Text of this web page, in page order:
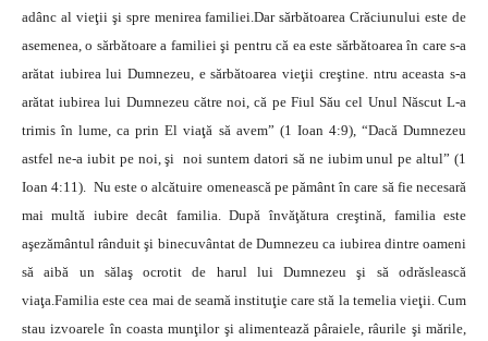
adânc al vieţii şi spre menirea familiei.Dar sărbătoarea Crăciunului este de
asemenea, o sărbătoare a familiei şi pentru că ea este sărbătoarea în care s-a
arătat iubirea lui Dumnezeu, e sărbătoarea vieţii creştine. ntru aceasta s-a
arătat iubirea lui Dumnezeu către noi, că pe Fiul Său cel Unul Născut L-a
trimis în lume, ca prin El viaţă să avem” (1 Ioan 4:9), “Dacă Dumnezeu
astfel ne-a iubit pe noi, şi noi suntem datori să ne iubim unul pe altul” (1
Ioan 4:11). Nu este o alcătuire omenească pe pământ în care să fie necesară
mai multă iubire decât familia. După învăţătura creştină, familia este
aşezământul rânduit şi binecuvântat de Dumnezeu ca iubirea dintre oameni
să aibă un sălaş ocrotit de harul lui Dumnezeu şi să odrăslească
viaţa.Familia este cea mai de seamă instituţie care stă la temelia vieţii. Cum
stau izvoarele în coasta munţilor şi alimentează pâraiele, râurile şi mările,